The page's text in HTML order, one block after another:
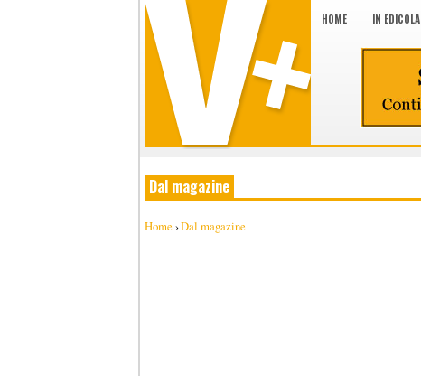
HOME IN EDICOLA
Dal magazine
Home ›Dal magazine